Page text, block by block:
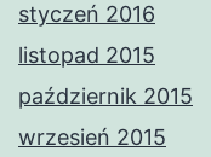
styczeń 2016
listopad 2015
październik 2015
wrzesień 2015